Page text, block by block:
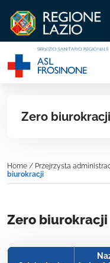
Zero biurokracji
Home / Przejrzysta
biurokracji
Zero biurokracji